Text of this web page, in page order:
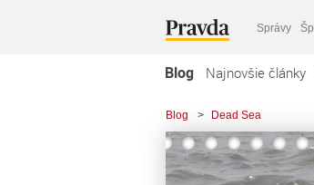
Správy
Blog Najnovšie články
Blog > Dead Sea